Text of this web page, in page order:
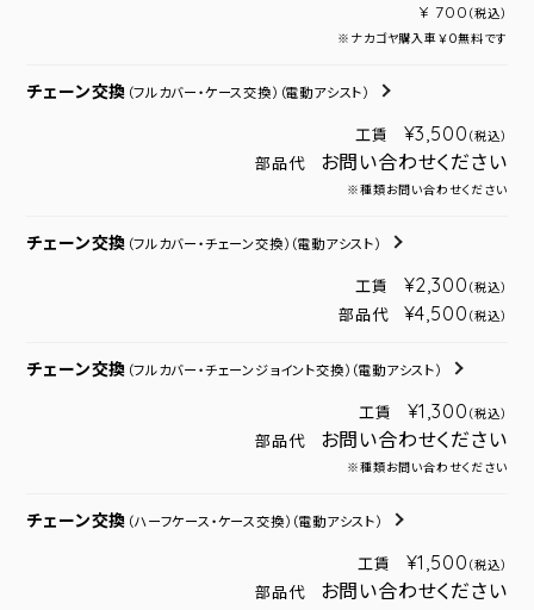
¥ 700 （税込）
※ナカゴヤ購入車￥０無料です
チェーン交換 （フルカバー・ケース交換） （電動アシスト）
工賃 ¥3,500 （税込）
部品代 お問い合わせください
※種類お問い合わせください
チェーン交換 （フルカバー・チェーン交換） （電動アシスト）
工賃 ¥2,300 （税込）
部品代 ¥4,500 （税込）
チェーン交換 （フルカバー・チェーンジョイント交換） （電動アシスト）
工賃 ¥1,300 （税込）
部品代 お問い合わせください
※種類お問い合わせください
チェーン交換 （ハーフケース・ケース交換） （電動アシスト）
工賃 ¥1,500 （税込）
部品代 お問い合わせください